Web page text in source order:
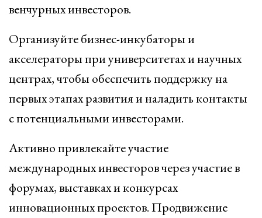
венчурных инвесторов.
Организуйте бизнес-инкубаторы и
акселераторы при университетах и научных
центрах, чтобы обеспечить поддержку на
первых этапах развития и наладить контакты
с потенциальными инвесторами.
Активно привлекайте участие
международных инвесторов через участие в
форумах, выставках и конкурсах
инновационных проектов. Продвижение